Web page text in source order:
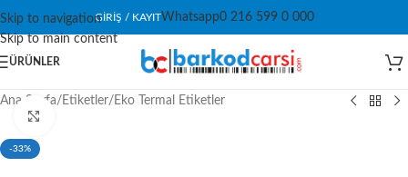
Skip to navigation
Skip to main content
GIRIŞ / KAYITWhatsapp0 216 599 0 000
ÜRÜNLER
Ana Sayfa/ Etiketler/ Eko Termal Etiketler
-33%